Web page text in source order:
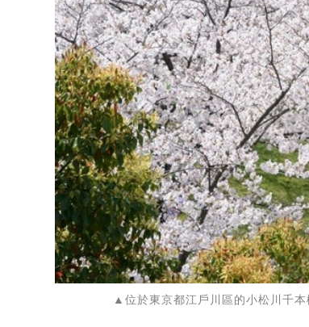
▲位於東京都江戶川區的小松川千